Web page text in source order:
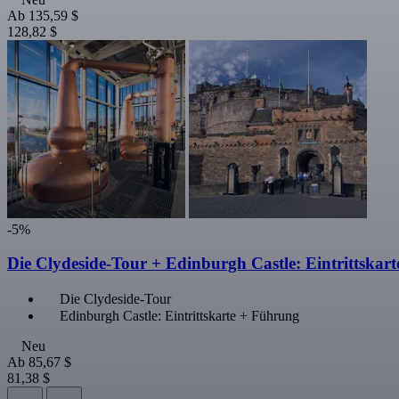
Ab 135,59 $
128,82 $
-5%
Die Clydeside-Tour + Edinburgh Castle:
Die Clydeside-Tour
Edinburgh Castle: Eintrittskarte + Führung
Neu
Ab 85,67 $
81,38 $